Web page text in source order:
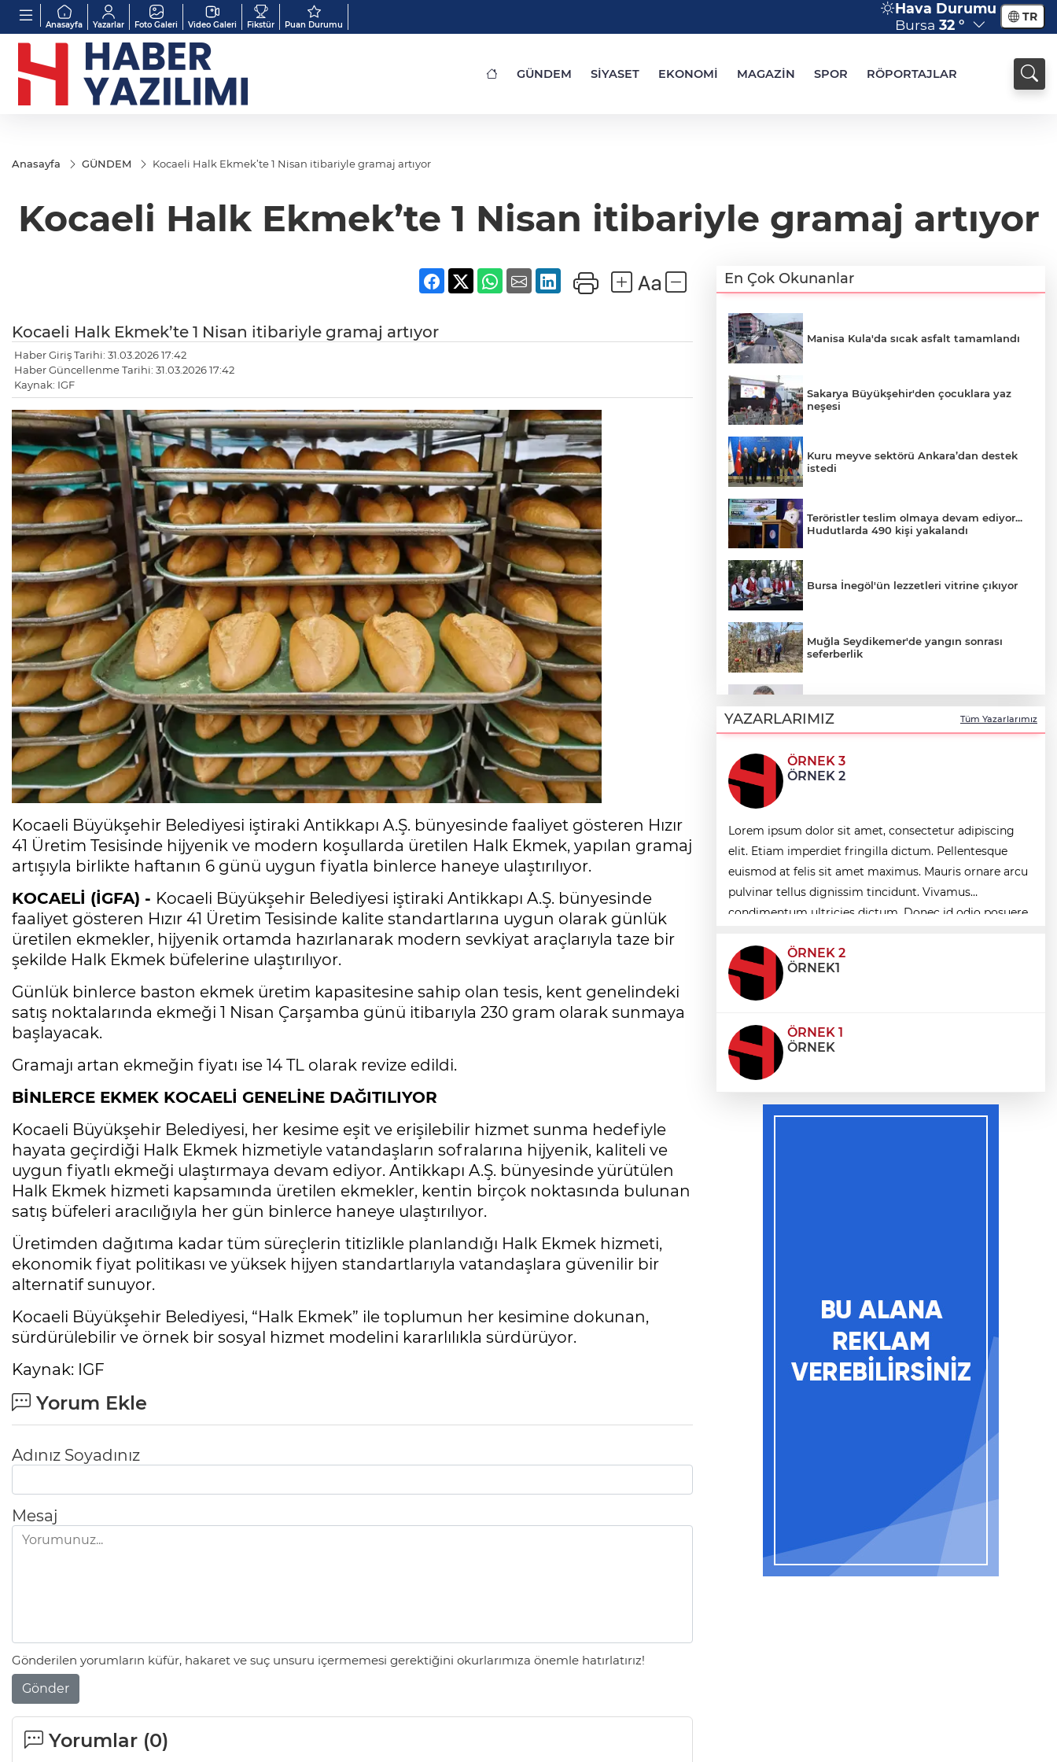
Anasayfa Yazarlar Foto Galeri Video Galeri Fikstür Puan Durumu
Hava Durumu
Bursa 32 ° TR
GÜNDEM SİYASET EKONOMİ MAGAZİN SPOR RÖPORTAJLAR
Anasayfa GÜNDEM Kocaeli Halk Ekmek’te 1 Nisan itibariyle gramaj artıyor
Kocaeli Halk Ekmek’te 1 Nisan itibariyle gramaj artıyor
Kocaeli Halk Ekmek’te 1 Nisan itibariyle gramaj artıyor
Haber Giriş Tarihi: 31.03.2026 17:42
Haber Güncellenme Tarihi: 31.03.2026 17:42
Kaynak: IGF
Kocaeli Büyükşehir Belediyesi iştiraki Antikkapı A.Ş. bünyesinde faaliyet gösteren Hızır
41 Üretim Tesisinde hijyenik ve modern koşullarda üretilen Halk Ekmek, yapılan gramaj
artışıyla birlikte haftanın 6 günü uygun fiyatla binlerce haneye ulaştırılıyor.
KOCAELİ (İGFA) - Kocaeli Büyükşehir Belediyesi iştiraki Antikkapı A.Ş. bünyesinde
faaliyet gösteren Hızır 41 Üretim Tesisinde kalite standartlarına uygun olarak günlük
üretilen ekmekler, hijyenik ortamda hazırlanarak modern sevkiyat araçlarıyla taze bir
şekilde Halk Ekmek büfelerine ulaştırılıyor.
Günlük binlerce baston ekmek üretim kapasitesine sahip olan tesis, kent genelindeki
satış noktalarında ekmeği 1 Nisan Çarşamba günü itibarıyla 230 gram olarak sunmaya
başlayacak.
Gramajı artan ekmeğin fiyatı ise 14 TL olarak revize edildi.
BİNLERCE EKMEK KOCAELİ GENELİNE DAĞITILIYOR
Kocaeli Büyükşehir Belediyesi, her kesime eşit ve erişilebilir hizmet sunma hedefiyle
hayata geçirdiği Halk Ekmek hizmetiyle vatandaşların sofralarına hijyenik, kaliteli ve
uygun fiyatlı ekmeği ulaştırmaya devam ediyor. Antikkapı A.Ş. bünyesinde yürütülen
Halk Ekmek hizmeti kapsamında üretilen ekmekler, kentin birçok noktasında bulunan
satış büfeleri aracılığıyla her gün binlerce haneye ulaştırılıyor.
Üretimden dağıtıma kadar tüm süreçlerin titizlikle planlandığı Halk Ekmek hizmeti,
ekonomik fiyat politikası ve yüksek hijyen standartlarıyla vatandaşlara güvenilir bir
alternatif sunuyor.
Kocaeli Büyükşehir Belediyesi, “Halk Ekmek” ile toplumun her kesimine dokunan,
sürdürülebilir ve örnek bir sosyal hizmet modelini kararlılıkla sürdürüyor.
Kaynak: IGF
Yorum Ekle
Adınız Soyadınız
Mesaj
Gönderilen yorumların küfür, hakaret ve suç unsuru içermemesi gerektiğini okurlarımıza önemle hatırlatırız!
Gönder
Yorumlar (0)
En Çok Okunanlar
Manisa Kula'da sıcak asfalt tamamlandı
Sakarya Büyükşehir'den çocuklara yaz
neşesi
Kuru meyve sektörü Ankara’dan destek
istedi
Teröristler teslim olmaya devam ediyor...
Hudutlarda 490 kişi yakalandı
Bursa İnegöl'ün lezzetleri vitrine çıkıyor
Muğla Seydikemer'de yangın sonrası
seferberlik
yardımcısı göreve başladı
İletişim'den 'Terörsüz Türkiye' hedefli
videolu paylaşım
Antalya'da Kırkgöz su kaynaklarında
ortak koruma seferberliği
Denizli'de 'KoşuYolu' baştan sona
yenileniyor
YAZARLARIMIZ Tüm Yazarlarımız
ÖRNEK 3
ÖRNEK 2
Lorem ipsum dolor sit amet, consectetur adipiscing
elit. Etiam imperdiet fringilla dictum. Pellentesque
euismod at felis sit amet maximus. Mauris ornare arcu
pulvinar tellus dignissim tincidunt. Vivamus
condimentum ultricies dictum. Donec id odio posuere,
ÖRNEK 2
ÖRNEK1
ÖRNEK 1
ÖRNEK